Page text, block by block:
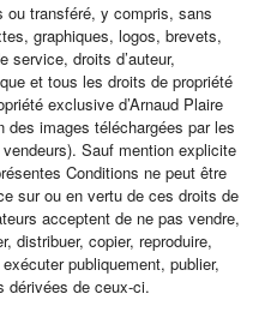
transféré, y compris, sans
graphiques, logos, brevets,
service, droits d’auteur,
et tous les droits de propriété
exclusive d’Arnaud Plaire
des images téléchargées par les
Sauf mention explicite
Conditions ne peut être
sur ou en vertu de ces droits de
acceptent de ne pas vendre,
distribuer, copier, reproduire,
publiquement, publier,
dérivées de ceux-ci.